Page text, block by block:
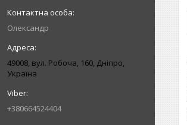
Олександр
49008, вул. Робоча, 160, Дніпро,
Україна
+380664524404